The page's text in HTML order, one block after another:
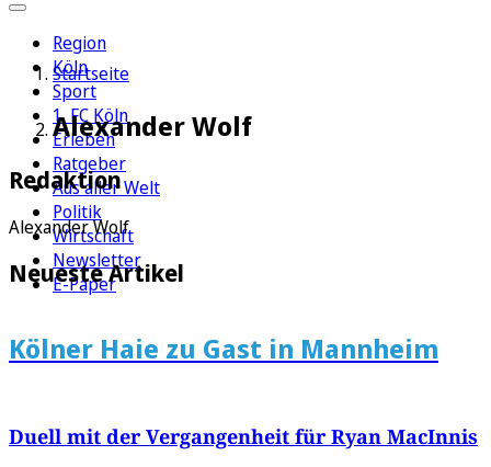
Region
Köln
Sport
1. FC Köln
Erleben
Ratgeber
Aus aller Welt
Politik
Wirtschaft
Newsletter
E-Paper
Startseite
Alexander Wolf
Redaktion
Alexander Wolf
Neueste Artikel
Kölner Haie zu Gast in Mannheim
Duell mit der Vergangenheit für Ryan MacInnis